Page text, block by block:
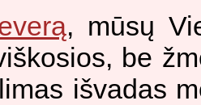
, mūsų
be
išvadas